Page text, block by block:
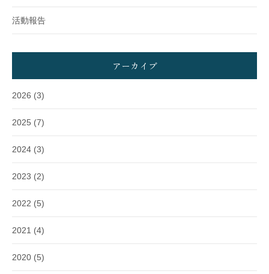
活動報告
アーカイブ
2026 (3)
2025 (7)
2024 (3)
2023 (2)
2022 (5)
2021 (4)
2020 (5)